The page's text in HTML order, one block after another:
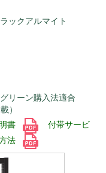
ックアルマイト
リーン購入法適合
）
書
付帯サービ
法